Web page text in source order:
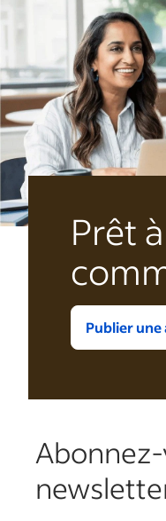
Prêt à
Publier une
Abonnez-